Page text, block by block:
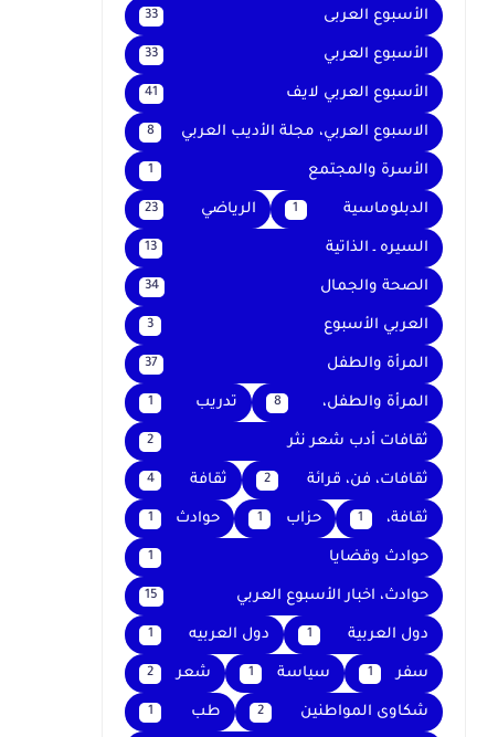
الأسبوع العربى 33
الأسبوع العربي 33
الأسبوع العربي لايف 41
الاسبوع العربي، مجلة الأديب العربي 8
الأسرة والمجتمع 1
الدبلوماسية 1 الرياضي 23
السيره ـ الذاتية 13
الصحة والجمال 34
العربي الأسبوع 3
المرأة والطفل 37
المرأة والطفل، 8 تدريب 1
ثقافات أدب شعر نثر 2
ثقافات، فن، قرائة 2 ثقافة 4
ثقافة، 1 حزاب 1 حوادث 1
حوادث وقضايا 1
حوادث، اخبار الأسبوع العربي 15
دول العربية 1 دول العربيه 1
سفر 1 سياسة 1 شعر 2
شكاوى المواطنين 2 طب 1